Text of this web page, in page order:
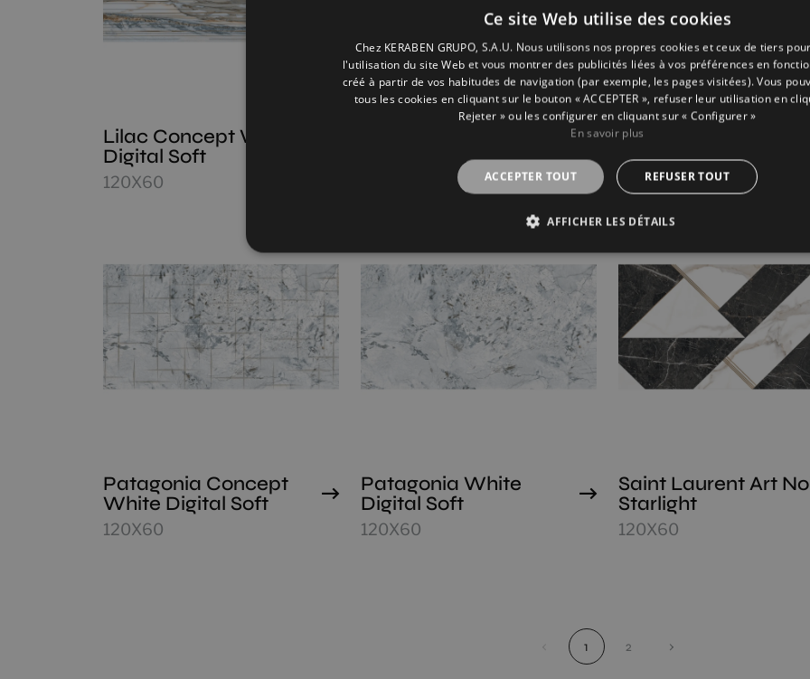
Lilac Concept White
Digital Soft
120X60
Occitanie Art Beige
Starlight
120X60
Patagonia Concept
White Digital Soft
120X60
Patagonia White
Digital Soft
120X60
Saint Laurent Art
Starlight
120X60
1 2 ›
Ce site Web utilise des cookies
Chez KERABEN GRUPO, S.A.U. Nous utilisons nos propres cookies et ceux de tiers
l'utilisation du site Web et vous montrer des publicités liées à vos préférences en
créé à partir de vos habitudes de navigation (par exemple, les pages visitées). Vous
tous les cookies en cliquant sur le bouton « ACCEPTER », refuser leur utilisation en
Rejeter » ou les configurer en cliquant sur « Configurer »
En savoir plus
ACCEPTER TOUT REFUSER TOUT
AFFICHER LES DÉTAILS